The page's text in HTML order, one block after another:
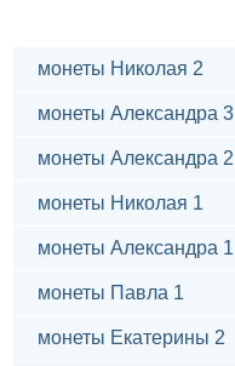
монеты Николая 2
монеты Александра 3
монеты Александра 2
монеты Николая 1
монеты Александра 1
монеты Павла 1
монеты Екатерины 2